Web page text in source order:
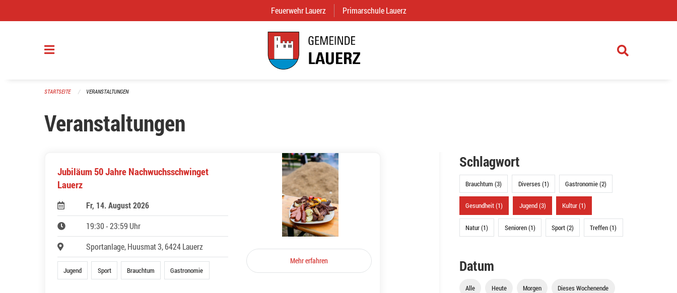
Feuerwehr Lauerz (External Link)
Primarschule Lauerz
STARTSEITE VERANSTALTUNGEN
Veranstaltungen
Jubiläum 50 Jahre Nachwuchsschwinget
Lauerz
Fr, 14. August 2026
19:30 - 23:59 Uhr
Sportanlage, Huusmat 3, 6424 Lauerz
Jugend Sport Brauchtum Gastronomie
Mehr erfahren
Schlagwort
Brauchtum (3) Diverses (1) Gastronomie (2)
Gesundheit (1) Jugend (3) Kultur (1)
Natur (1) Senioren (1) Sport (2) Treffen (1)
Datum
Alle Heute Morgen Dieses Wochenende